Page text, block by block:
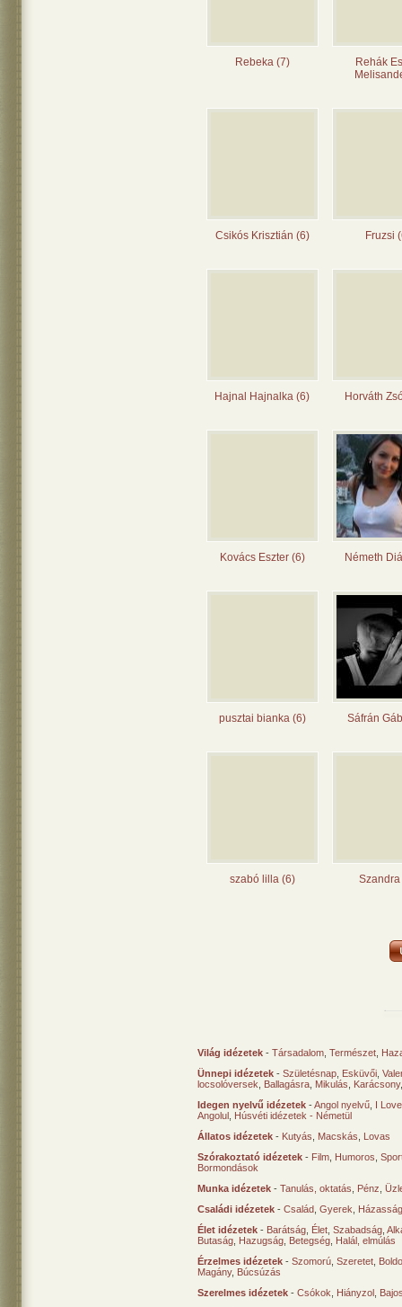
Rebeka (7)
Rehák
Csikós Krisztián (6) Fruzsi
Hajnal Hajnalka (6) Horváth
Kovács Eszter (6) Németh
pusztai bianka (6) Sáfrán
szabó lilla (6)
Világ idézetek - Társadalom Természet
Ünnepi idézetek - Születésnap Esküvői
locsolóversek
Ballagásra Mikulás Karácsony
Idegen nyelvű idézetek -Angol nyelvű I
Angolul Húsvéti idézetek - Németül
Állatos idézetek - Kutyás Macskás
Lovas
Szórakoztató idézetek - Film Humoros
Bormondások
Munka idézetek - Tanulás, oktatás Pénz
Családi idézetek - Család Gyerek
Élet idézetek - Barátság Élet Szabadság
Butaság Hazugság Betegség Halál, elmúlás
Érzelmes idézetek - Szomorú Szeretet
Magány, Búcsúzás
Szerelmes idézetek - Csókok Hiányzol